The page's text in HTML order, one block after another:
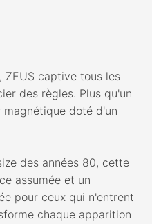
captive tous les
des règles. Plus qu'un
doté d'un
des années 80, cette
assumée et un
pour ceux qui n'entrent
chaque apparition